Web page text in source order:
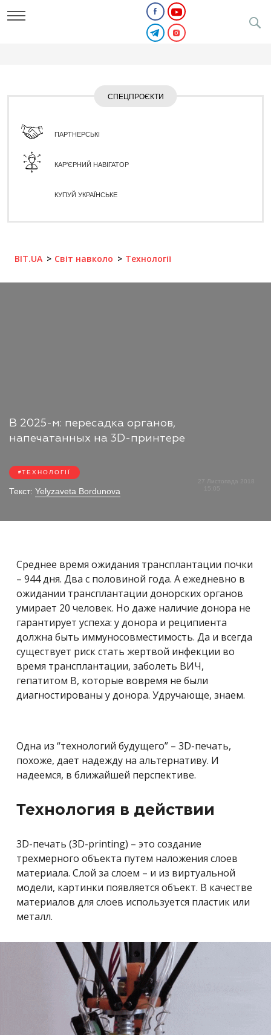
СПЕЦПРОЄКТИ
ПАРТНЕРСЬКІ
КАР'ЄРНИЙ НАВІГАТОР
КУПУЙ УКРАЇНСЬКЕ
BIT.UA Світ навколо Технології
В 2025-м: пересадка органов,
напечатанных на 3D-принтере
ТЕХНОЛОГІЇ
Текст: Yelyzaveta Bordunova
27 Листопада 2018
Среднее время ожидания трансплантации почки
– 944 дня. Два с половиной года. А ежедневно в
ожидании трансплантации донорских органов
умирает 20 человек. Но даже наличие донора не
гарантирует успеха: у донора и реципиента
должна быть иммуносовместимость. Да и всегда
существует риск стать жертвой инфекции во
время трансплантации, заболеть ВИЧ,
гепатитом В, которые вовремя не были
диагностированы у донора. Удручающе, знаем.
Одна из “технологий будущего” – 3D-печать,
похоже, дает надежду на альтернативу. И
надеемся, в ближайшей перспективе.
Технология в действии
3D-печать (3D-printing) – это создание
трехмерного объекта путем наложения слоев
материала. Слой за слоем – и из виртуальной
модели, картинки появляется объект. В качестве
материалов для слоев используется пластик или
металл.